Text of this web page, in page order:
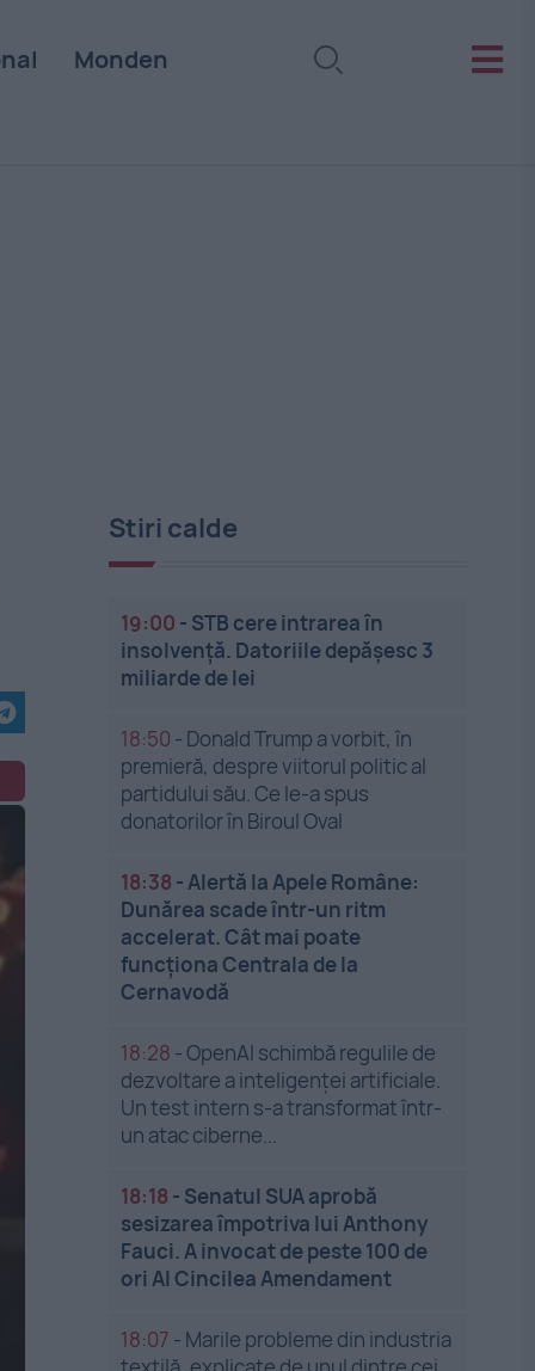
Monden
Stiri calde
19:00 - STB cere intrarea în
insolvență. Datoriile depășesc 3
miliarde de lei
18:50 - Donald Trump a vorbit, în
premieră, despre viitorul politic al
partidului său. Ce le-a spus
donatorilor în Biroul Oval
18:38 -Alertă la Apele Române:
Dunărea scade într-un ritm
accelerat. Cât mai poate
funcționa Centrala de la
Cernavodă
18:28 -OpenAI schimbă regulile de
dezvoltare a inteligenței artificiale.
Un test intern s-a transformat într-
un atac ciberne...
18:18 - Senatul SUA aprobă
sesizarea împotriva lui Anthony
Fauci. A invocat de peste 100 de
ori Al Cincilea Amendament
18:07 - Marile probleme din industria